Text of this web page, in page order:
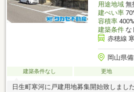
用途地域無
建ぺい率
容積率400%
建築条件な
赤穂線
岡山県
建築条件なし 更地
日生町寒河に戸建用地募集開始致しまし